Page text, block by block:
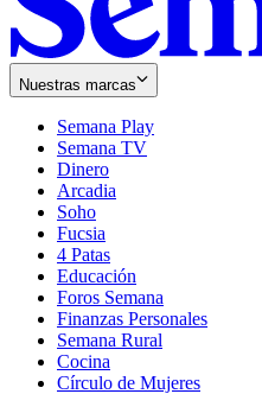
Nuestras marcas
Semana Play
Semana TV
Dinero
Arcadia
Soho
in
new
window
Fucsia
in
new
window
4 Patas
Educación
Foros Semana
Finanzas Personales
Semana Rural
Cocina
Círculo de Mujeres